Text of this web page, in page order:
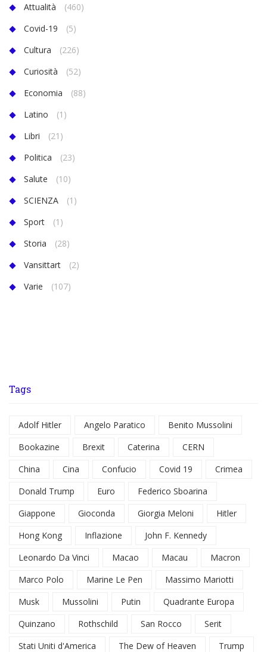
Attualità
(460)
Covid-19
(5)
Cultura
(226)
Curiosità
(52)
Economia
(88)
Latino
(1)
Libri
(21)
Politica
(23)
Salute
(10)
SCIENZA
(1)
Sport
(1)
Storia
(28)
Vansittart
(2)
Varie
(107)
Tags
Adolf Hitler Angelo Paratico
Benito Mussolini
Bookazine
Brexit Caterina
CERN
China
Cina Confucio Covid 19
Crimea
Donald Trump
Euro
Federico Sboarina
Giappone
Gioconda Giorgia Meloni
Hitler
Hong Kong
Inflazione
John F. Kennedy
Leonardo Da Vinci
Macao Macau
Macron
Marco Polo
Marine Le Pen
Massimo Mariotti
Musk
Mussolini Putin
Quadrante Europa
Quinzano
Rothschild San Rocco
Serit
Stati Uniti d'America
The Dew of Heaven
Trump